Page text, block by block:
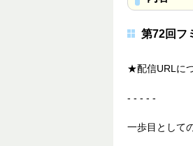
第72回フ
★配信URLに
- - - - -
一歩目として